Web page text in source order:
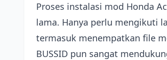
Proses instalasi mod Honda
lama. Hanya perlu mengikuti
termasuk menempatkan file
BUSSID pun sangat